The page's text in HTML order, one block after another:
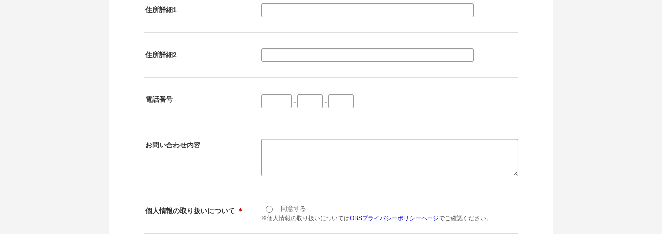
住所詳細1
住所詳細2
電話番号 - -
お問い合わせ内容
個人情報の取り扱いについて ＊ 同意する
※個人情報の取り扱いについてはOBSプライバシーポリシーページでご確認ください。